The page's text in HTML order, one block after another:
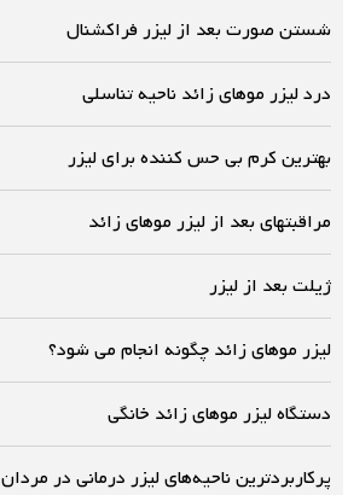
شستن صورت بعد از لیزر فراکشنال
درد لیزر موهای زائد ناحیه تناسلی
بهترین کرم بی حس کننده برای لیزر
مراقبتهای بعد از لیزر موهای زائد
ژیلت بعد از لیزر
لیزر موهای زائد چگونه انجام می شود؟
دستگاه لیزر موهای زائد خانگی
پرکاربردترین ناحیه‌های لیزر درمانی در مردان